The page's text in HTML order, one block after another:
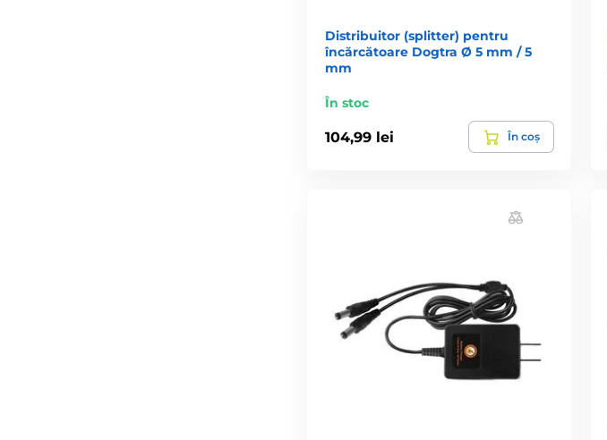
Distribuitor (splitter) pentru
încărcătoare Dogtra Ø 5 mm / 5
mm
În stoc
104,99 lei În coș